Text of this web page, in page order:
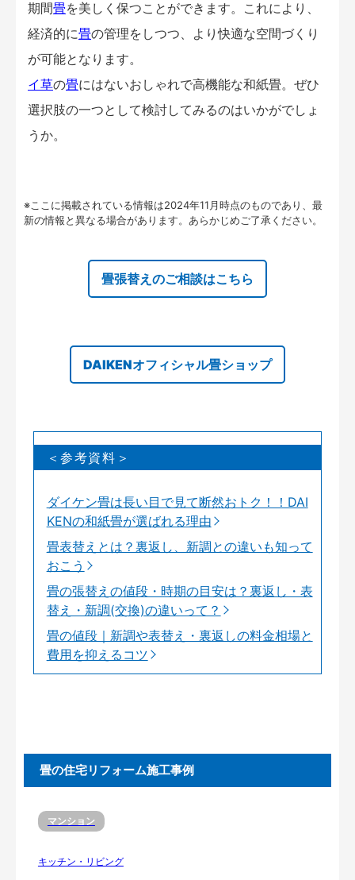
期間畳を美しく保つことができます。これにより、
経済的に畳の管理をしつつ、より快適な空間づくり
が可能となります。
イ草の畳にはないおしゃれで高機能な和紙畳。ぜひ
選択肢の一つとして検討してみるのはいかがでしょ
うか。
※ここに掲載されている情報は2024年11月時点のものであり、最
新の情報と異なる場合があります。あらかじめご了承ください。
畳張替えのご相談はこちら
DAIKENオフィシャル畳ショップ
＜参考資料＞
ダイケン畳は長い目で見て断然おトク！！DAI
KENの和紙畳が選ばれる理由
畳表替えとは？裏返し、新調との違いも知って
おこう
畳の張替えの値段・時期の目安は？裏返し・表
替え・新調(交換)の違いって？
畳の値段｜新調や表替え・裏返しの料金相場と
費用を抑えるコツ
畳の住宅リフォーム施工事例
マンション
キッチン・リビング